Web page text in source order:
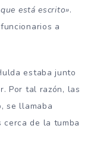
está escrito».
a
estaba junto
Por tal razón, las
se llamaba
cerca de la tumba